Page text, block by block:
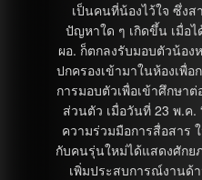
เป็นคนที่น้องไว้ใจ ซึ่ง
ปัญหาใด ๆ เกิดขึ้น เมื่อ
ผอ. ก็ตกลงรับมอบตัวน้อง
ปกครองเข้ามาในห้องเพื่
การมอบตัวเพื่อเข้าศึกษา
ส่วนตัว เมื่อวันที่ 23 พ.ค
ความร่วมมือการสื่อสาร
กับคนรุ่นใหม่ได้แสดงศักย
เพิ่มประสบการณ์งานด้